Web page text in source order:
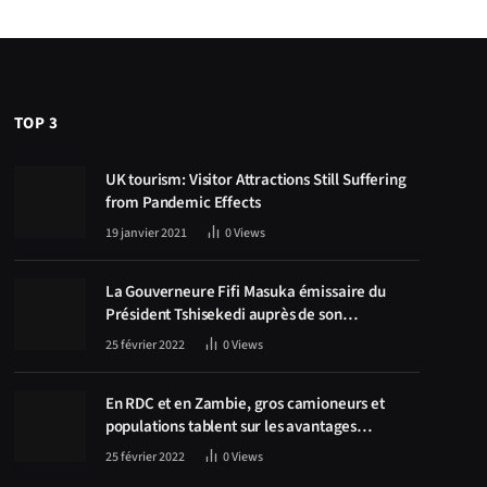
TOP 3
UK tourism: Visitor Attractions Still Suffering
from Pandemic Effects
19 janvier 2021 0Views
La Gouverneure Fifi Masuka émissaire du
Président Tshisekedi auprès de son
homologue Zambien Hichilema, la
25 février 2022 0Views
En RDC et en Zambie, gros camioneurs et
populations tablent sur les avantages
économiques de la route Kolwezi-Solwezi
25 février 2022 0Views